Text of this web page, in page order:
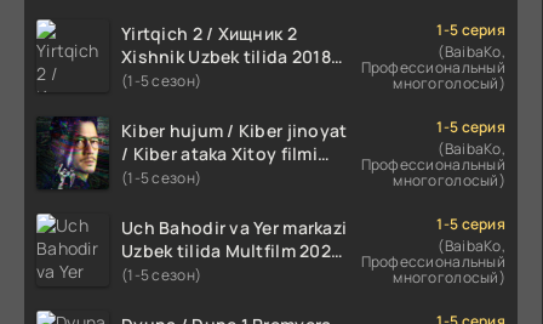
Yirtqich 2 / Хищник 2
Xishnik Uzbek tilida 2018-
2024 O'zbekcha tarjima
(1-5 сезон)
1-5 серия
(BaibaKo,
Профессиональный
многоголосый)
Kiber hujum / Kiber jinoyat
/ Kiber ataka Xitoy filmi
Uzbek tilida O'zbekcha
HD skachat
(1-5 сезон)
1-5 серия
(BaibaKo,
Профессиональный
многоголосый)
Uch Bahodir va Yer markazi
Uzbek tilida Multfilm 2025
tarjima HD skachat
(1-5 сезон)
1-5 серия
(BaibaKo,
Профессиональный
многоголосый)